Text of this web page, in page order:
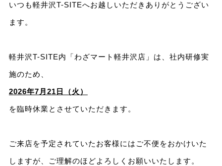
いつも軽井沢T-SITEへお越しいただきありがとうござい
ます。
軽井沢T-SITE内「わざマート軽井沢店」は、社内研修実
施のため、
2026年7月21日（火）
を臨時休業とさせていただきます。
ご来店を予定されていたお客様にはご不便をおかけいた
しますが、ご理解のほどよろしくお願いいたします。